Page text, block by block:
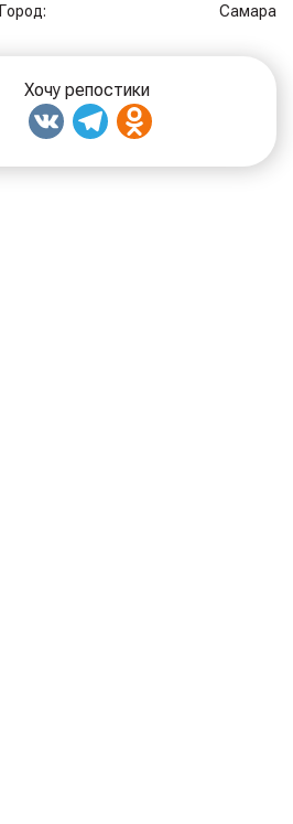
Город: Самара
Хочу репостики